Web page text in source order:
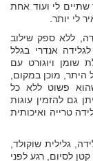
שתיים לי ועוד אחת
לי יותר.
ללא ספק שילוב
אנדרי בגלל
שומן ויוגורט עם
מוכן במקום,
פשוט ללא כל
גם להזמין עוגות
טרייה ואיכותית
גלילית שוקולד,
לסיום, רגע לפני